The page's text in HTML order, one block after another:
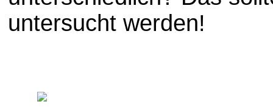
untersucht werden!